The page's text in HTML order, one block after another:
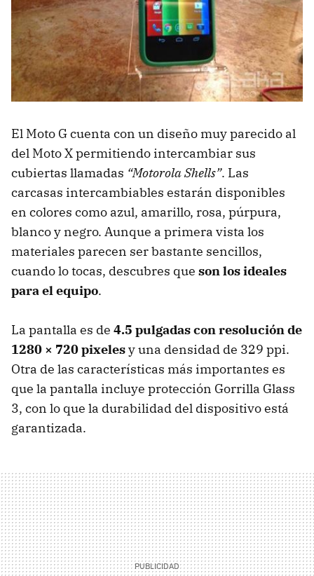
El Moto G cuenta con un diseño muy parecido al
del Moto X permitiendo intercambiar sus
cubiertas llamadas “Motorola Shells”. Las
carcasas intercambiables estarán disponibles
en colores como azul, amarillo, rosa, púrpura,
blanco y negro. Aunque a primera vista los
materiales parecen ser bastante sencillos,
cuando lo tocas, descubres que son los ideales
para el equipo.
La pantalla es de 4.5 pulgadas con resolución de
1280 × 720 pixelesy una densidad de 329 ppi.
Otra de las características más importantes es
que la pantalla incluye protección Gorrilla Glass
3, con lo que la durabilidad del dispositivo está
garantizada.